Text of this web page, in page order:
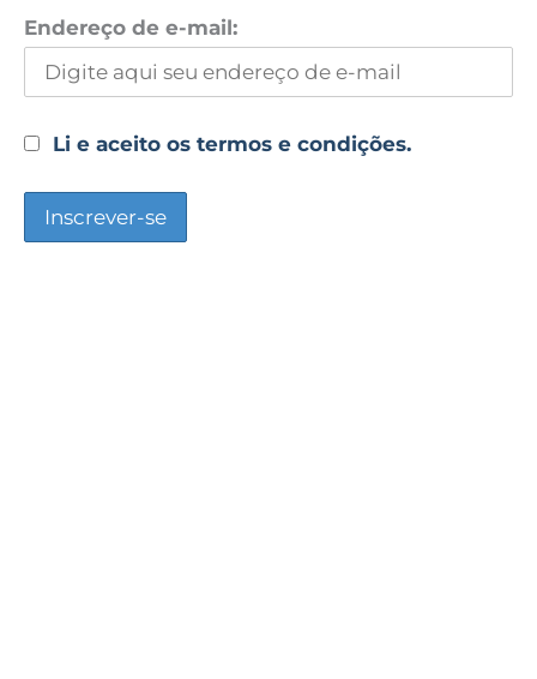
Endereço de e-mail:
Li e aceito os termos e condições.